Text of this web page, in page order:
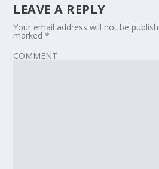
LEAVE A REPLY
Your email address will not be
marked*
COMMENT